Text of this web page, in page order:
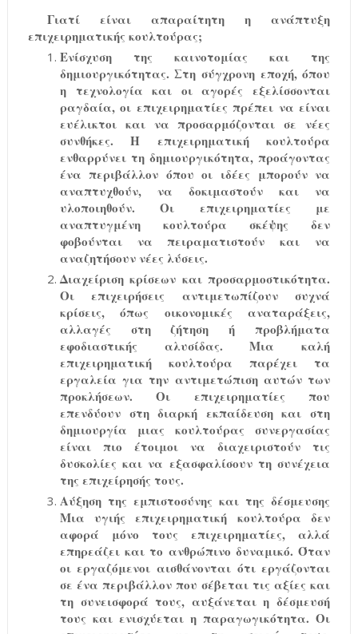
Γιατί είναι απαραίτητη η ανάπτυξη
επιχειρηματικής κουλτούρας;
Ενίσχυση της καινοτομίας και της
δημιουργικότητας. Στη σύγχρονη εποχή, όπου
η τεχνολογία και οι αγορές εξελίσσονται
ραγδαία, οι επιχειρηματίες πρέπει να είναι
ευέλικτοι και να προσαρμόζονται σε νέες
συνθήκες. Η επιχειρηματική κουλτούρα
ενθαρρύνει τη δημιουργικότητα, προάγοντας
ένα περιβάλλον όπου οι ιδέες μπορούν να
αναπτυχθούν, να δοκιμαστούν και να
υλοποιηθούν. Οι επιχειρηματίες με
αναπτυγμένη κουλτούρα σκέψης δεν
φοβούνται να πειραματιστούν και να
αναζητήσουν νέες λύσεις.
Διαχείριση κρίσεων και προσαρμοστικότητα.
Οι επιχειρήσεις αντιμετωπίζουν συχνά
κρίσεις, όπως οικονομικές αναταράξεις,
αλλαγές στη ζήτηση ή προβλήματα
εφοδιαστικής αλυσίδας. Μια καλή
επιχειρηματική κουλτούρα παρέχει τα
εργαλεία για την αντιμετώπιση αυτών των
προκλήσεων. Οι επιχειρηματίες που
επενδύουν στη διαρκή εκπαίδευση και στη
δημιουργία μιας κουλτούρας συνεργασίας
είναι πιο έτοιμοι να διαχειριστούν τις
δυσκολίες και να εξασφαλίσουν τη συνέχεια
της επιχείρησής τους.
Αύξηση της εμπιστοσύνης και της δέσμευσης
Μια υγιής επιχειρηματική κουλτούρα δεν
αφορά μόνο τους επιχειρηματίες, αλλά
επηρεάζει και το ανθρώπινο δυναμικό. Όταν
οι εργαζόμενοι αισθάνονται ότι εργάζονται
σε ένα περιβάλλον που σέβεται τις αξίες και
τη συνεισφορά τους, αυξάνεται η δέσμευσή
τους και ενισχύεται η παραγωγικότητα. Οι